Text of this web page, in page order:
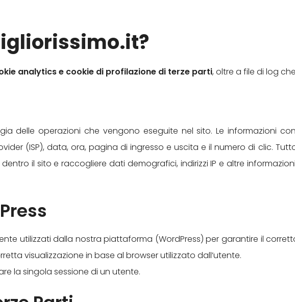
analytics e cookie di profilazione di terze parti, oltre a file di log
delle operazioni che vengono eseguite nel sito. Le informazioni
(ISP), data, ora, pagina di ingresso e uscita e il numero di clic.
il sito e raccogliere dati demografici, indirizzi IP e altre
utilizzati dalla nostra piattaforma (WordPress) per garantire il
visualizzazione in base al browser utilizzato dall’utente.
la singola sessione di un utente.